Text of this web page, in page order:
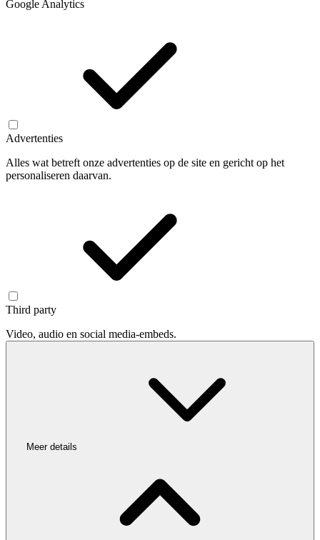
Google Analytics
Advertenties
Alles wat betreft onze advertenties op de site en gericht op het
personaliseren daarvan.
Third party
Video, audio en social media-embeds.
Meer details